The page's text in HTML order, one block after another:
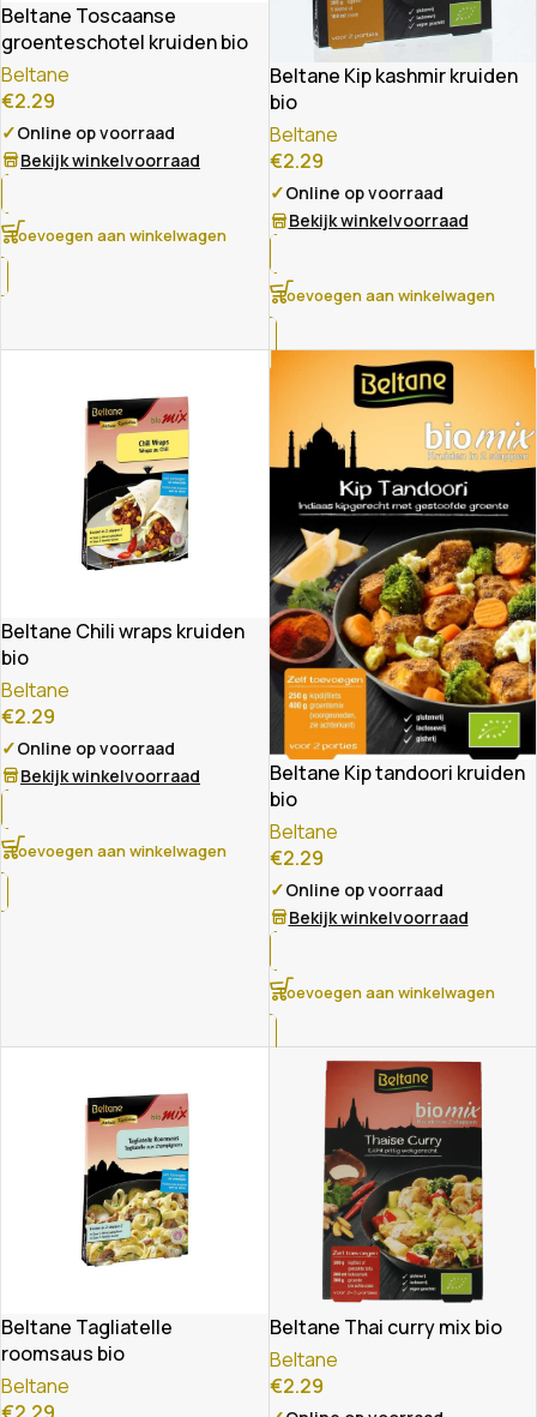
Beltane Toscaanse
groenteschotel kruiden bio
Beltane
€2.29
✓Online op voorraad
Bekijk winkelvoorraad
Toevoegen aan winkelwagen
Beltane Kip kashmir kruiden
bio
Beltane
€2.29
✓Online op voorraad
Bekijk winkelvoorraad
Toevoegen aan winkelwagen
Beltane Chili wraps kruiden
bio
Beltane
€2.29
✓Online op voorraad
Bekijk winkelvoorraad
Toevoegen aan winkelwagen
Beltane Kip tandoori kruiden
bio
Beltane
€2.29
✓Online op voorraad
Bekijk winkelvoorraad
Toevoegen aan winkelwagen
Beltane Tagliatelle
roomsaus bio
Beltane
Beltane Thai curry mix bio
Beltane
€2.29